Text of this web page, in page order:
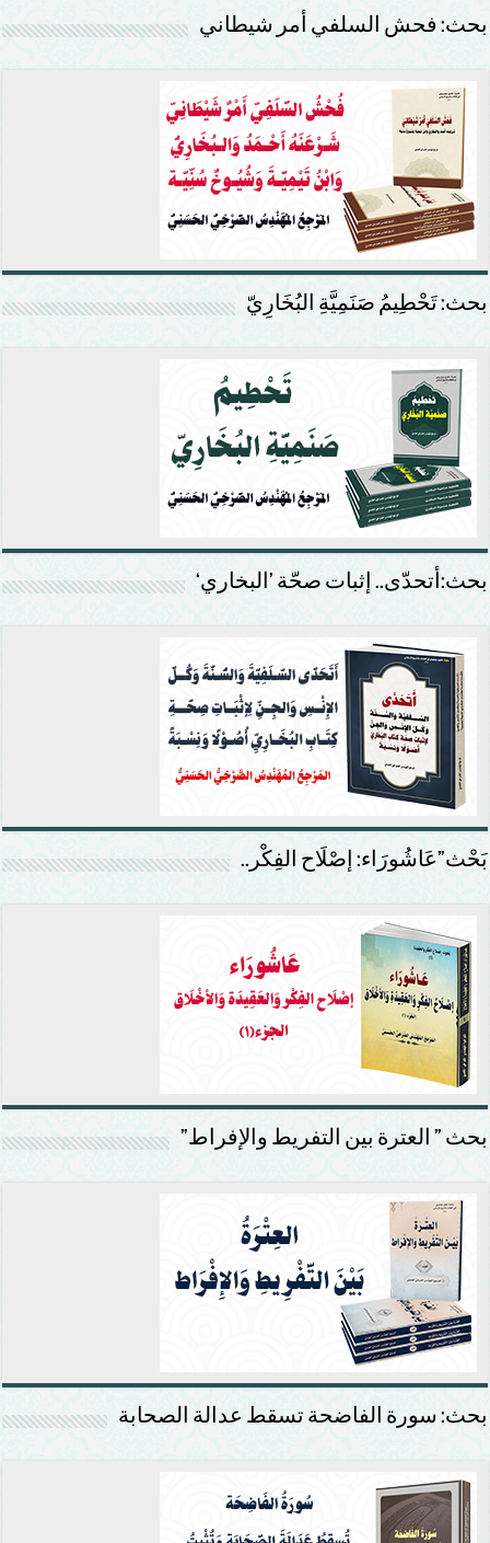
بحث: فحش السلفي أمر شيطاني
بحث: تَحْطِيمُ صَنَمِيَّةِ البُخَارِيّ
بحث:أتحدّى.. إثبات صحّة ’البخاري‘
بَحْث”عَاشُورَاء: إصْلَاح الفِكْر..
بحث ” العترة بين التفريط والإفراط”
بحث: سورة الفاضحة تسقط عدالة الصحابة